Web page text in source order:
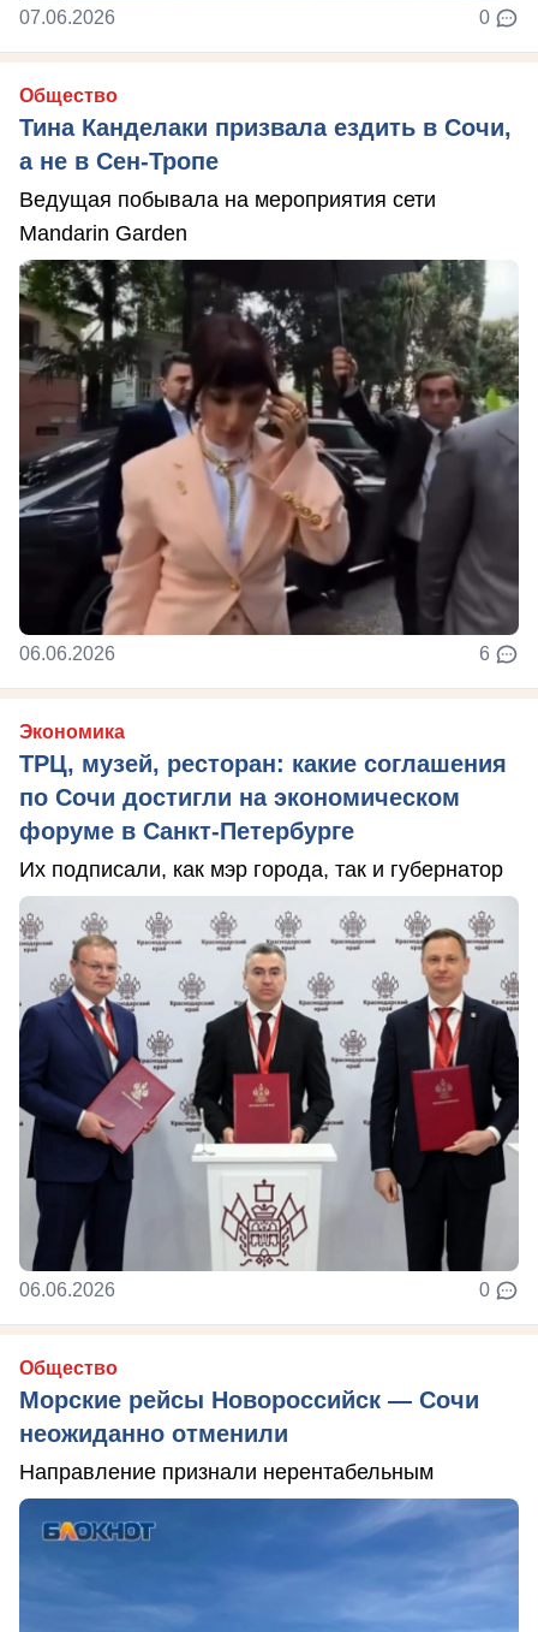
07.06.2026 0
Общество
Тина Канделаки призвала ездить в Сочи,
а не в Сен-Тропе
Ведущая побывала на мероприятия сети
Mandarin Garden
06.06.2026 6
Экономика
ТРЦ, музей, ресторан: какие соглашения
по Сочи достигли на экономическом
форуме в Санкт-Петербурге
Их подписали, как мэр города, так и губернатор
06.06.2026 0
Общество
Морские рейсы Новороссийск — Сочи
неожиданно отменили
Направление признали нерентабельным